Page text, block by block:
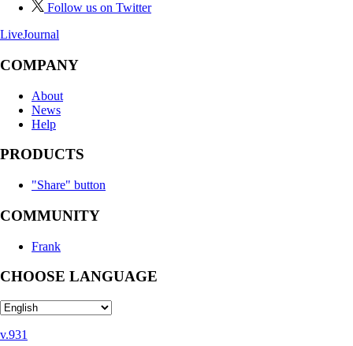
Follow us on Twitter
LiveJournal
COMPANY
About
News
Help
PRODUCTS
"Share" button
COMMUNITY
Frank
CHOOSE LANGUAGE
v.931